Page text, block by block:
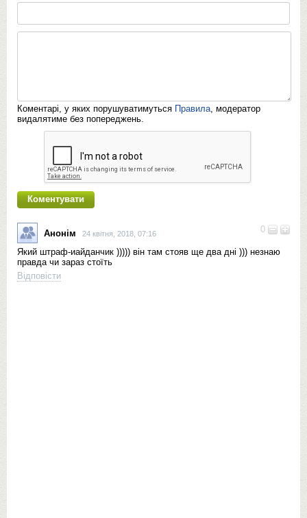
Коментарі, у яких порушуватимуться Правила, модератор
видалятиме без попереджень.
0
Анонім 24 квітня, 2018, 07:16
Який штраф-иайданчик ))))) він там стояв ще два дні ))) незнаю
правда чи зараз стоїть
Відповісти